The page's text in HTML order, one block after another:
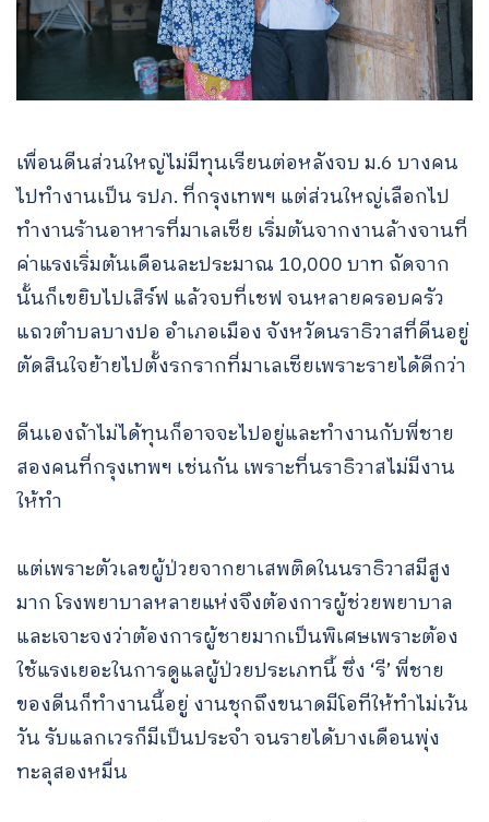
เพื่อนดีนส่วนใหญ่ไม่มีทุนเรียนต่อหลังจบ ม.6 บางคน
ไปทำงานเป็น รปภ. ที่กรุงเทพฯ แต่ส่วนใหญ่เลือกไป
ทำงานร้านอาหารที่มาเลเซีย เริ่มต้นจากงานล้างจานที่
ค่าแรงเริ่มต้นเดือนละประมาณ 10,000 บาท ถัดจาก
นั้นก็เขยิบไปเสิร์ฟ แล้วจบที่เชฟ จนหลายครอบครัว
แถวตำบลบางปอ อำเภอเมือง จังหวัดนราธิวาสที่ดีนอยู่
ตัดสินใจย้ายไปตั้งรกรากที่มาเลเซียเพราะรายได้ดีกว่า
ดีนเองถ้าไม่ได้ทุนก็อาจจะไปอยู่และทำงานกับพี่ชาย
สองคนที่กรุงเทพฯ เช่นกัน เพราะที่นราธิวาสไม่มีงาน
ให้ทำ
แต่เพราะตัวเลขผู้ป่วยจากยาเสพติดในนราธิวาสมีสูง
มาก โรงพยาบาลหลายแห่งจึงต้องการผู้ช่วยพยาบาล
และเจาะจงว่าต้องการผู้ชายมากเป็นพิเศษเพราะต้อง
ใช้แรงเยอะในการดูแลผู้ป่วยประเภทนี้ ซึ่ง ‘รี’ พี่ชาย
ของดีนก็ทำงานนี้อยู่ งานชุกถึงขนาดมีโอทีให้ทำไม่เว้น
วัน รับแลกเวรก็มีเป็นประจำ จนรายได้บางเดือนพุ่ง
ทะลุสองหมื่น